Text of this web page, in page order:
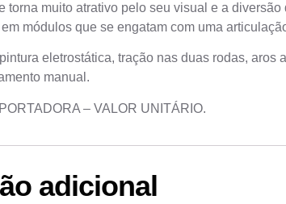
torna muito atrativo pelo seu visual e a
módulos que se engatam com uma
eletrostática, tração nas duas rodas,
manual.
– VALOR UNITÁRIO.
adicional